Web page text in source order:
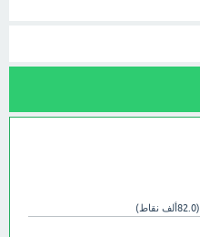
(82.0ألف نقاط)